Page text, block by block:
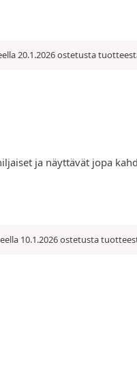
20.1.2026 ostetusta
ja näyttävät jopa
10.1.2026 ostetusta